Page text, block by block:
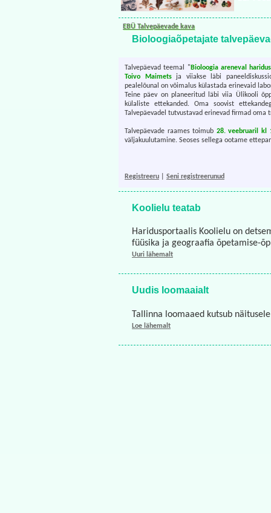
EBÜ Talvepäevade kava
Bioloogiaõpetajate
Talvepäevad teemal " Bioloogia areneval
Toivo Maimetsja viiakse läbi
pealelõunal on võimalus külastada erinevaid
Teine päev on planeeritud läbi viia Ülikooli
külaliste ettekanded. Oma soovist
Talvepäevadel tutvustavad erinevad firmad oma
Talvepäevade raames toimub 28. veebruaril kl
väljakuulutamine. Seoses sellega ootame
Registreeru Seni registreerunud
Koolielu teatab
Haridusportaalis Koolielu on
füüsika ja geograafia õpetamise-
Uuri lähemalt
Uudis loomaaialt
Tallinna loomaaed kutsub
Loe lähemalt